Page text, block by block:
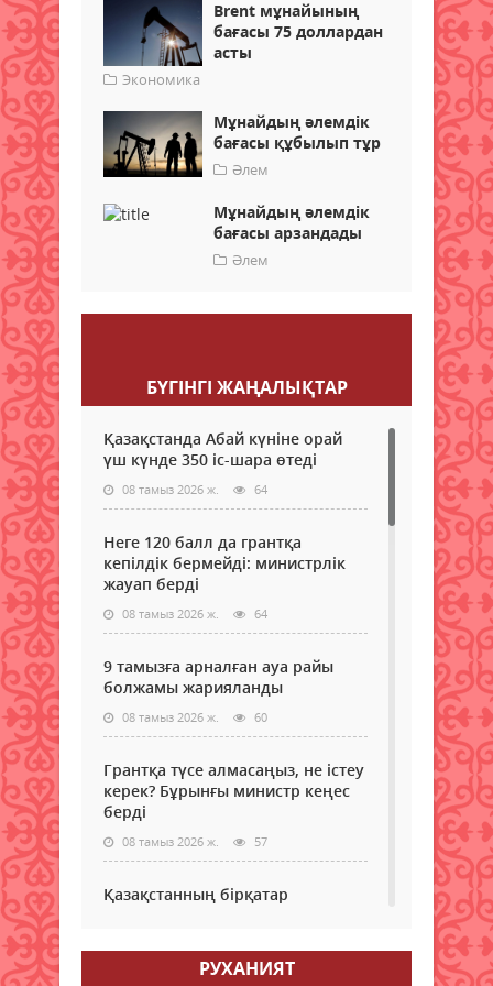
Brent мұнайының
бағасы 75 доллардан
асты
Экономика
Мұнайдың әлемдік
бағасы құбылып тұр
Әлем
Мұнайдың әлемдік
бағасы арзандады
Әлем
БҮГІНГI ЖАҢАЛЫҚТАР
Қазақстанда Абай күніне орай
үш күнде 350 іс-шара өтеді
08 тамыз 2026 ж. 64
Неге 120 балл да грантқа
кепілдік бермейді: министрлік
жауап берді
08 тамыз 2026 ж. 64
9 тамызға арналған ауа райы
болжамы жарияланды
08 тамыз 2026 ж. 60
Грантқа түсе алмасаңыз, не істеу
керек? Бұрынғы министр кеңес
берді
08 тамыз 2026 ж. 57
Қазақстанның бірқатар
08 тамыз 2026 ж. 60
РУХАНИЯТ